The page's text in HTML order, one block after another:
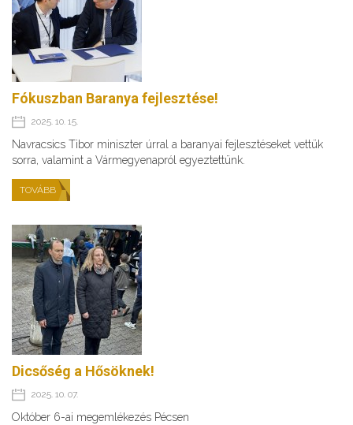
Fókuszban Baranya fejlesztése!
2025. 10. 15.
Navracsics Tibor miniszter úrral a baranyai fejlesztéseket vettük
sorra, valamint a Vármegyenapról egyeztettünk.
TOVÁBB
Dicsőség a Hősöknek!
2025. 10. 07.
Október 6-ai megemlékezés Pécsen